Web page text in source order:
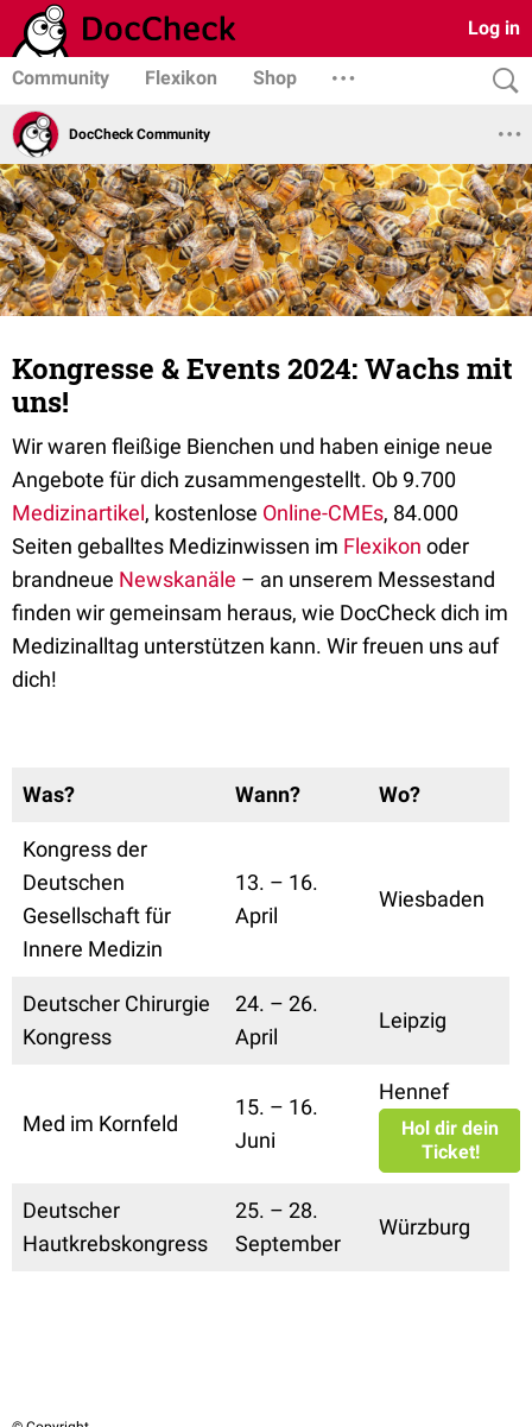
Log in
Community Flexikon Shop
DocCheck Community
Kongresse & Events 2024: Wachs mit
uns!
Wir waren fleißige Bienchen und haben einige neue
Angebote für dich zusammengestellt. Ob 9.700
Medizinartikel, kostenlose Online-CMEs, 84.000
Seiten geballtes Medizinwissen im Flexikon oder
brandneue Newskanäle – an unserem Messestand
finden wir gemeinsam heraus, wie DocCheck dich im
Medizinalltag unterstützen kann. Wir freuen uns auf
dich!
Was? Wann? Wo?
Kongress der
Deutschen
Gesellschaft für
Innere Medizin
13. – 16.
April
Wiesbaden
Deutscher Chirurgie
Kongress
24. – 26.
April
Leipzig
Med im Kornfeld
15. – 16.
Juni
Hennef
Hol dir dein
Ticket!
Deutscher
Hautkrebskongress
25. – 28.
September
Würzburg